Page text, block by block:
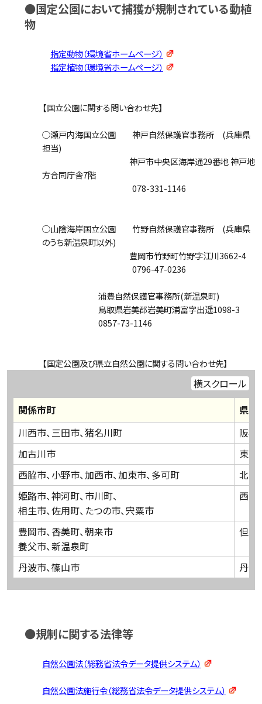
●国定公園において捕獲が規制されている動植
物
指定動物（環境省ホームページ）
指定植物（環境省ホームページ）
【国立公園に関する問い合わせ先】
○瀬戸内海国立公園 神戸自然保護官事務所 (兵庫県
担当)
神戸市中央区海岸通29番地 神戸地
方合同庁舎7階
078-331-1146
○山陰海岸国立公園 竹野自然保護官事務所 (兵庫県
のうち新温泉町以外)
豊岡市竹野町竹野字江川3662-4
0796-47-0236
浦豊自然保護官事務所(新温泉町)
鳥取県岩美郡岩美町浦富字出遥1098-3
0857-73-1146
【国定公園及び県立自然公園に関する問い合わせ先】
横スクロール
関係市町
県
川西市、三田市、猪名川町
阪神
加古川市
東播
西脇市、小野市、加西市、加東市、多可町
北播
姫路市、神河町、市川町、
相生市、佐用町、たつの市、宍粟市
西播
豊岡市、香美町、朝来市
養父市、新温泉町
但馬
丹波市、篠山市 丹波
●規制に関する法律等
自然公園法（総務省法令データ提供システム）
自然公園法施行令（総務省法令データ提供システム）